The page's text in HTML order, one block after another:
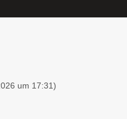
um 17:31)